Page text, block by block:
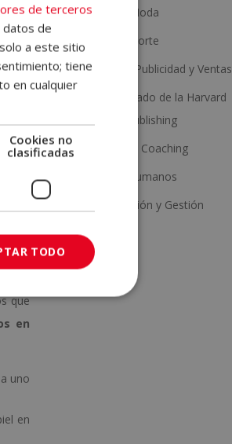
el
o
que
en
uno
en
Estética y Moda
Salud y Deporte
Marketing, Publicidad y Ventas
Con Certificado de la Harvard
Business Publishing
Psicología y Coaching
Recursos Humanos
Administración y Gestión
de terceros
datos de
a este sitio
tiene
en cualquier
Cookies no
clasificadas
TODO